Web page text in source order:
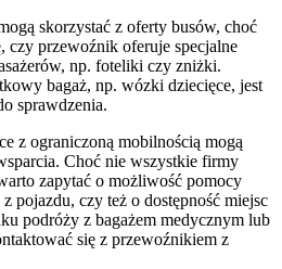
skorzystać z oferty busów, choć
czy przewoźnik oferuje specjalne
np. foteliki czy zniżki.
bagaż, np. wózki dziecięce, jest
sprawdzenia.
z ograniczoną mobilnością mogą
Choć nie wszystkie firmy
zapytać o możliwość pomocy
pojazdu, czy też o dostępność miejsc
podróży z bagażem medycznym lub
się z przewoźnikiem z